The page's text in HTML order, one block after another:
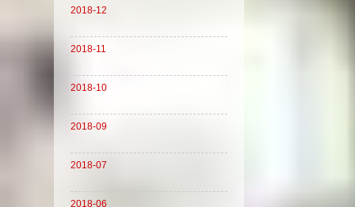
2018-12
2018-11
2018-10
2018-09
2018-07
2018-06